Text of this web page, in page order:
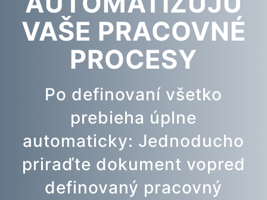
VAŠE PRACOVNÉ
PROCESY
Po definovaní všetko
prebieha úplne
automaticky: Jednoducho
priraďte dokument vopred
definovaný pracovný